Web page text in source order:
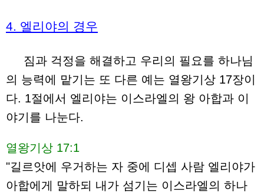
4. 엘리야의 경우
짐과 걱정을 해결하고 우리의 필요를 하나님
의 능력에 맡기는 또 다른 예는 열왕기상 17장이
다. 1절에서 엘리야는 이스라엘의 왕 아합과 이
야기를 나눈다.
열왕기상 17:1
"길르앗에 우거하는 자 중에 디셉 사람 엘리야가
아합에게 말하되 내가 섬기는 이스라엘의 하나